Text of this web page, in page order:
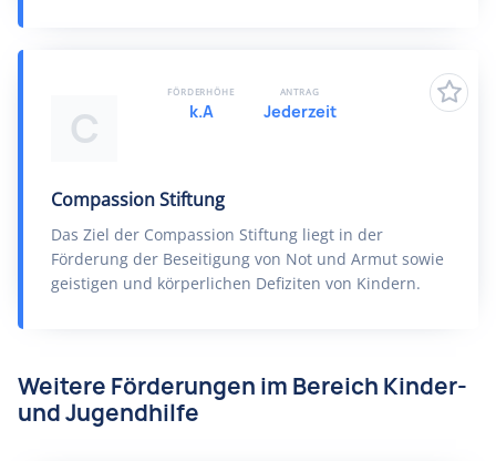
C
Compassion Stiftung
Das Ziel der Compassion Stiftung liegt in der
Förderung der Beseitigung von Not und Armut sowie
geistigen und körperlichen Defiziten von Kindern.
FÖRDERHÖHE
k.A
ANTRAG
Jederzeit
Weitere Förderungen im Bereich Kinder-
und Jugendhilfe